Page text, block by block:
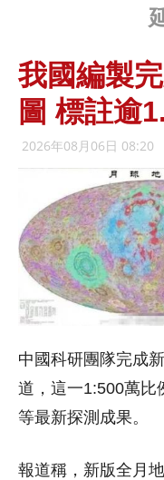
我國編製
圖 標註逾
2026年08月06日 08:20
中國科研團隊完成
道，這一1:500萬比
等最新探測成果。
報道稱，新版全月